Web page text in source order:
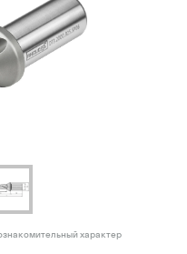
характер